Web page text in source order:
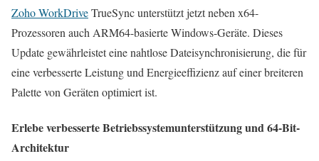
Zoho WorkDriveTrueSync unterstützt jetzt neben x64-
Prozessoren auch ARM64-basierte Windows-Geräte. Dieses
Update gewährleistet eine nahtlose Dateisynchronisierung, die für
eine verbesserte Leistung und Energieeffizienz auf einer breiteren
Palette von Geräten optimiert ist.
Erlebe verbesserte Betriebssystemunterstützung und 64-Bit-
Architektur